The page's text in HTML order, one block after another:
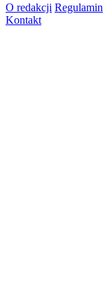
O redakcji Regulamin
Kontakt